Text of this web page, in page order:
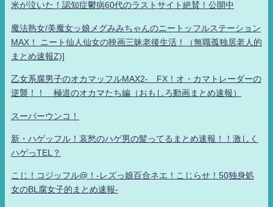
米が泣いた！認知症鬱病60代のラストサイト絶賛！公開中
魔法熟女/美魔女ッ娘メグみみちゃんのニートッフルステーション
MAX！ ニート仙人仙女の映画三昧老後生活！（無職孤独居老人的
まとめ速報Z)]
乙女系腐男子のオカマッフルMAX2- FX！オ・カマトレーダーの
逆襲！！ 極道のオカマたち編（おもしろ動画まとめ速報）
スーパーウンコ！
新・ハゲッフル！哀愁のハゲ男の髪ってるまとめ速報！！激しく
ハゲっTEL？
こじ！コジッフル@！-レズっ娘百合ネエ！こじらせ！50独身処
女のBL腐女子的まとめ速報-